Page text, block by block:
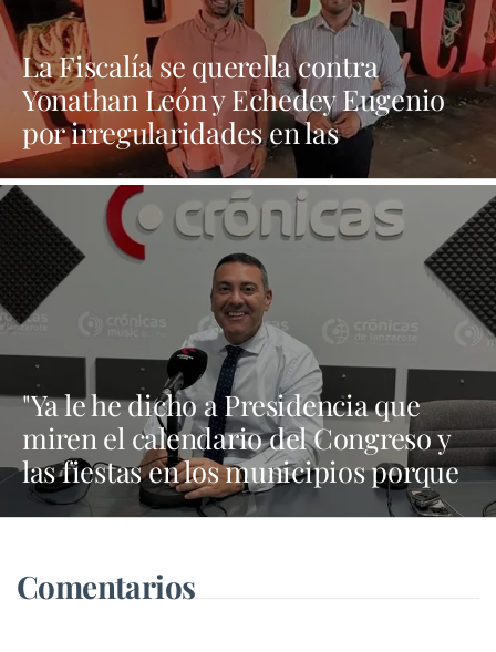
La Fiscalía se querella contra
Yonathan León y Echedey Eugenio
por irregularidades en las
contrataciones de las fiestas
"Ya le he dicho a Presidencia que
miren el calendario del Congreso y
las fiestas en los municipios porque
Dolores Corujo estaba en un fiesta
pleno"
Comentarios